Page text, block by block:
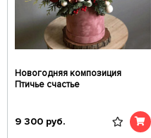
Новогодняя композиция
Птичье счастье
9 300 руб.